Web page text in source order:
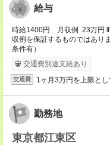
給与
時給1400円 月収例 23万円
収例を保証するものではあり
条件有）
交通費別途支給あり
交通費 1ヶ月3万円を上限と
勤務地
東京都江東区